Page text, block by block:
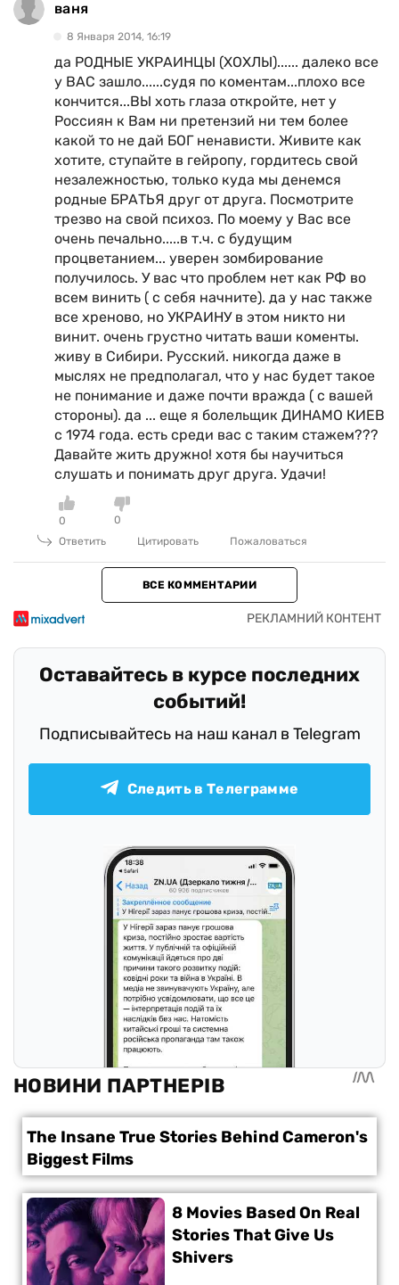
ваня
8 Января 2014, 16:19
да РОДНЫЕ УКРАИНЦЫ (ХОХЛЫ)...... далеко все
у ВАС зашло......судя по коментам...плохо все
кончится...ВЫ хоть глаза откройте, нет у
Россиян к Вам ни претензий ни тем более
какой то не дай БОГ ненависти. Живите как
хотите, ступайте в гейропу, гордитесь свой
незалежностью, только куда мы денемся
родные БРАТЬЯ друг от друга. Посмотрите
трезво на свой психоз. По моему у Вас все
очень печально.....в т.ч. с будущим
процветанием... уверен зомбирование
получилось. У вас что проблем нет как РФ во
всем винить ( с себя начните). да у нас также
все хреново, но УКРАИНУ в этом никто ни
винит. очень грустно читать ваши коменты.
живу в Сибири. Русский. никогда даже в
мыслях не предполагал, что у нас будет такое
не понимание и даже почти вражда ( с вашей
стороны). да ... еще я болельщик ДИНАМО КИЕВ
с 1974 года. есть среди вас с таким стажем???
Давайте жить дружно! хотя бы научиться
слушать и понимать друг друга. Удачи!
0
0
Ответить
Цитировать Пожаловаться
ВСЕ КОММЕНТАРИИ
Оставайтесь в курсе последних
событий!
Подписывайтесь на наш канал в Telegram
Следить в Телеграмме